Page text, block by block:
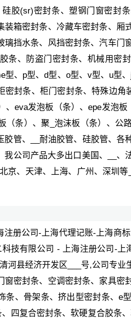
胶(sr)密封条、塑钢门窗密封
箱密封条、冷藏车密封条、厢
挡水条、风挡密封条、汽车门
条、防盗门密封条、机械用密
、p型、d型、o型、v型、u型
封条、柜门密封条、特殊边角
eva发泡板（条）、epe发泡
（条）、聚_泡沫板（条）、公
管、__耐油胶管、硅胶管、各
公司产品大多出口美国、__、
京、天津、上海、广州、深圳
册公司-上海代理记账-上海商
技有限公司 - 上海注册公司-上
河县经济开发区___号,公司专
密封条、空调密封条、家具密
、骨架条、挤出型密封条、e
四复合密封条、软硬复合胶条